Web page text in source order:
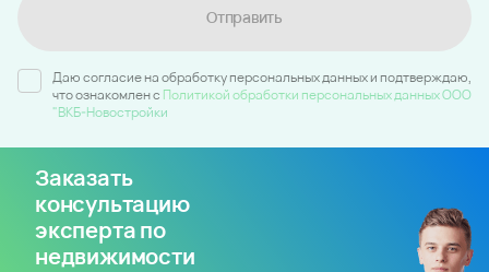
Отправить
Даю согласие на обработку персональных данных и подтверждаю,
что ознакомлен c Политикой обработки персональных данных ООО
"ВКБ-Новостройки
Заказать
консультацию
эксперта по
недвижимости